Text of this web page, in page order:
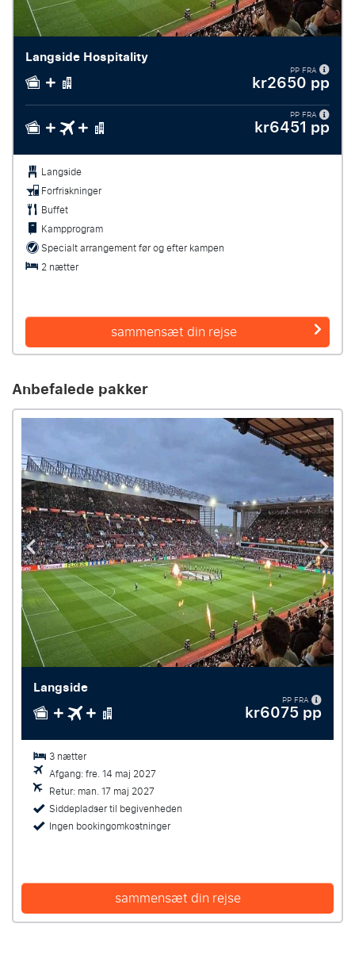
Langside Hospitality
PP FRA
kr2650 pp
PP FRA
kr6451 pp
Langside
Forfriskninger
Buffet
Kampprogram
Specialt arrangement før og efter kampen
2 nætter
sammensæt din rejse
Anbefalede pakker
3 nætter
Afgang: fre. 14 maj 2027
Retur: man. 17 maj 2027
Siddepladser til begivenheden
Ingen bookingomkostninger
Langside
PP FRA
kr6075 pp
sammensæt din rejse